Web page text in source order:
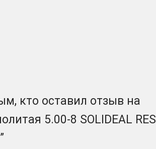
кто оставил отзыв на
5.00-8 SOLIDEAL RES